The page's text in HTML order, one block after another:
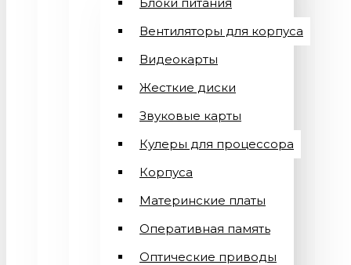
Вентиляторы для корпуса
Видеокарты
Жесткие диски
Звуковые карты
Кулеры для процессора
Корпуса
Материнские платы
Оперативная память
Оптические приводы